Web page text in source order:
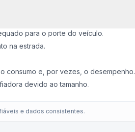
para o porte do veículo.
na estrada.
consumo e, por vezes, o desempenho.
devido ao tamanho.
e dados consistentes.